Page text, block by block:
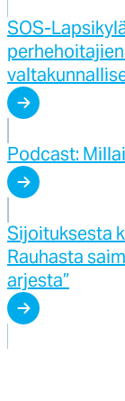
SOS-
Podcast:
Sijoituksesta
Rauhasta
arjesta”